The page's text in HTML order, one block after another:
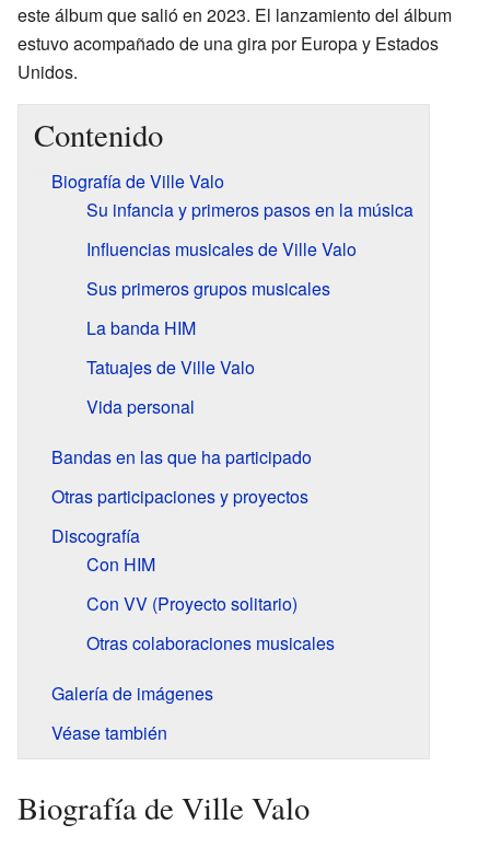
este álbum que salió en 2023. El lanzamiento del álbum
estuvo acompañado de una gira por Europa y Estados
Unidos.
Contenido
Biografía de Ville Valo
Su infancia y primeros pasos en la música
Influencias musicales de Ville Valo
Sus primeros grupos musicales
La banda HIM
Tatuajes de Ville Valo
Vida personal
Bandas en las que ha participado
Otras participaciones y proyectos
Discografía
Con HIM
Con VV (Proyecto solitario)
Otras colaboraciones musicales
Galería de imágenes
Véase también
Biografía de Ville Valo